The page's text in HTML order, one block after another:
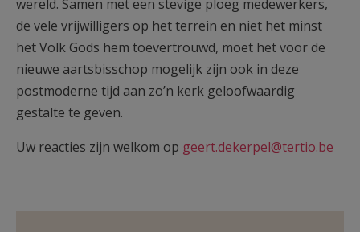
wereld. Samen met een stevige ploeg medewerkers,
de vele vrijwilligers op het terrein en niet het minst
het Volk Gods hem toevertrouwd, moet het voor de
nieuwe aartsbisschop mogelijk zijn ook in deze
postmoderne tijd aan zo’n kerk geloofwaardig
gestalte te geven.
Uw reacties zijn welkom op geert.dekerpel@tertio.be